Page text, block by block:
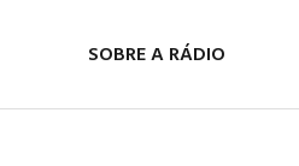
SOBRE A RÁDIO